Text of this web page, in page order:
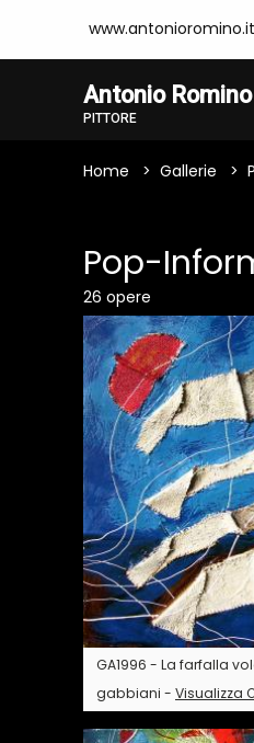
www.antonioromino.it
Antonio Romino
PITTORE
Home Gallerie
GA1996 - La farfalla
gabbiani - Visualizza
Pop-
26 opere